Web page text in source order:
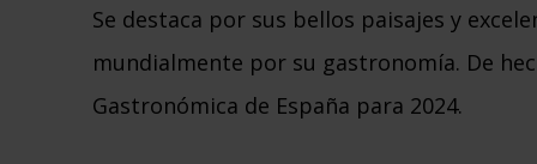
Se destaca por sus bellos paisajes y
mundialmente por su gastronomía. De
Gastronómica de España para 2024.